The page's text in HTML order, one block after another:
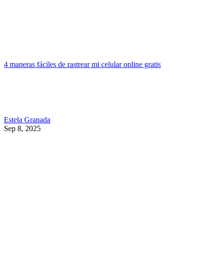
4 maneras fáciles de rastrear mi celular online gratis
Estela Granada
Sep 8, 2025